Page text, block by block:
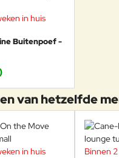
in huis
Buitenpoef -
van hetzelfde
in huis Binnen